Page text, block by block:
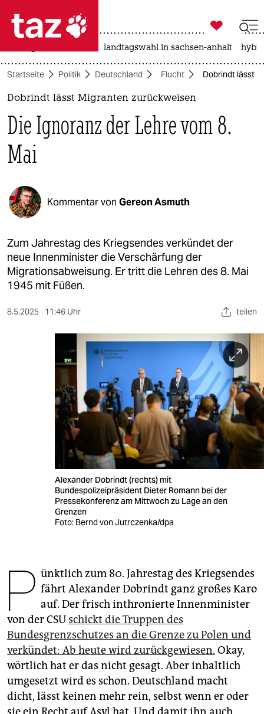
 taz zahl ich
taz zahl ich
politik
öko
gesellschaft
kultur
sport
berlin
nord
wahrheit
veranstaltungen
unterstützen
genossenschaft

taz zahl ich
landtagswahl in sachsen-anhalt
Startseite Politik Deutschland Flucht Dobrindt lässt
Dobrindt lässt Migranten zurückweisen
Die Ignoranz der Lehre vom 8.
Mai
Kommentar von Gereon Asmuth
Zum Jahrestag des Kriegsendes verkündet der
neue Innenminister die Verschärfung der
Migrationsabweisung. Er tritt die Lehren des 8. Mai
1945 mit Füßen.
8.5.2025 11:46 Uhr teilen
Alexander Dobrindt (rechts) mit
Bundespolizeipräsident Dieter Romann bei der
Pressekonferenz am Mittwoch zu Lage an den
Grenzen
Foto: Bernd von Jutrczenka/dpa
P ünktlich zum 80. Jahrestag des Kriegsendes
fährt Alexander Dobrindt ganz großes Karo
auf. Der frisch inthronierte Innenminister
von der CSU schickt die Truppen des
Bundesgrenzschutzes an die Grenze zu Polen und
verkündet: Ab heute wird zurückgewiesen. Okay,
wörtlich hat er das nicht gesagt. Aber inhaltlich
umgesetzt wird es schon. Deutschland macht
dicht, lässt keinen mehr rein, selbst wenn er oder